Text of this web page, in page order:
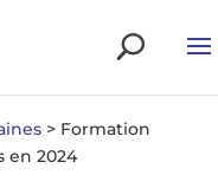
> Formation
en 2024